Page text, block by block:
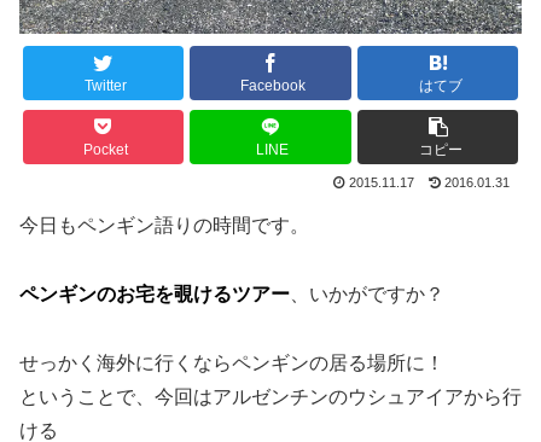
Twitter Facebook はてブ
Pocket LINE コピー
2015.11.17 2016.01.31
今日もペンギン語りの時間です。
ペンギンのお宅を覗けるツアー 、いかがですか？
せっかく海外に行くならペンギンの居る場所に！
ということで、今回はアルゼンチンのウシュアイアから行
ける